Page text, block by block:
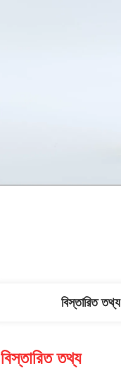
বিস্তারিত তথ্য
বিস্তারিত তথ্য